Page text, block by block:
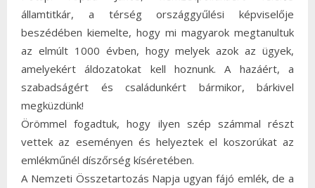
államtitkár, a térség országgyűlési képviselője
beszédében kiemelte, hogy mi magyarok megtanultuk
az elmúlt 1000 évben, hogy melyek azok az ügyek,
amelyekért áldozatokat kell hoznunk. A hazáért, a
szabadságért és családunkért bármikor, bárkivel
megküzdünk!
Örömmel fogadtuk, hogy ilyen szép számmal részt
vettek az eseményen és helyeztek el koszorúkat az
emlékműnél díszőrség kíséretében.
A Nemzeti Összetartozás Napja ugyan fájó emlék, de a